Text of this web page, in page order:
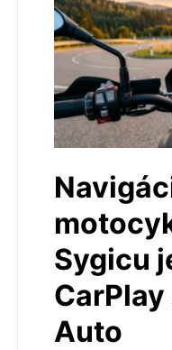
Sygicu
Auto